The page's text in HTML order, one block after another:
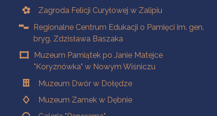
Zagroda Felicji Curyłowej w Zalipiu
Regionalne Centrum Edukacji o Pamięci im. gen.
bryg. Zdzisława Baszaka
Muzeum Pamiątek po Janie Matejce
"Koryznówka" w Nowym Wiśniczu
Muzeum Dwór w Dołędze
Muzeum Zamek w Dębnie